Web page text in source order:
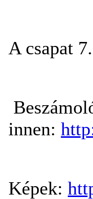
A csapat
innen:
Képek: